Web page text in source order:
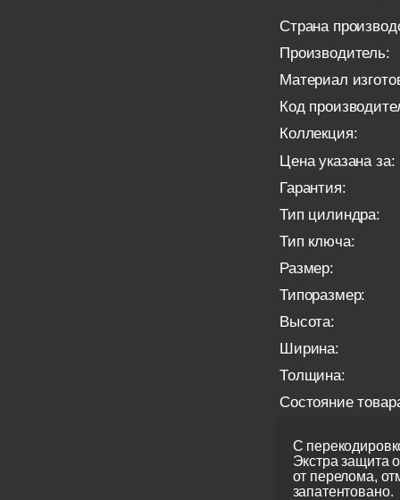
Страна
Производитель:
Материал
Код
Коллекция:
Цена указана за:
Гарантия:
Тип цилиндра:
Тип ключа:
Размер:
Типоразмер:
Высота:
Ширина:
Толщина:
Состояние
С
Экстра защита
от перелома,
запатентовано.